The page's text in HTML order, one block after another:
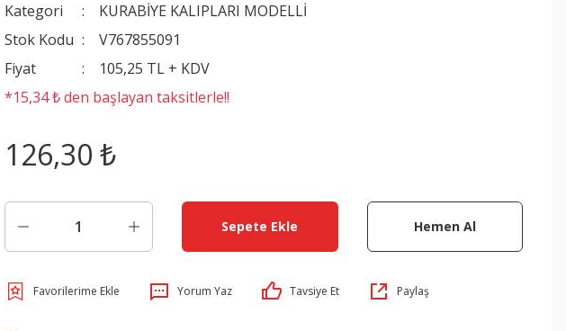
Kategori
KURABİYE KALIPLARI MODELLİ
Stok Kodu
V767855091
Fiyat
105,25 TL + KDV
*15,34 ₺ den başlayan taksitlerle!!
126,30 ₺
Sepete Ekle Hemen Al
Yorum Yaz Tavsiye Et Paylaş